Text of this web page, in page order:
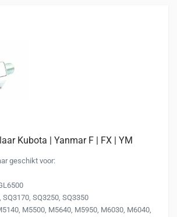
Kubota | Yanmar F | FX | YM
geschikt voor:
SQ3170, SQ3250, SQ3350
M5500, M5640, M5950, M6030, M6040,